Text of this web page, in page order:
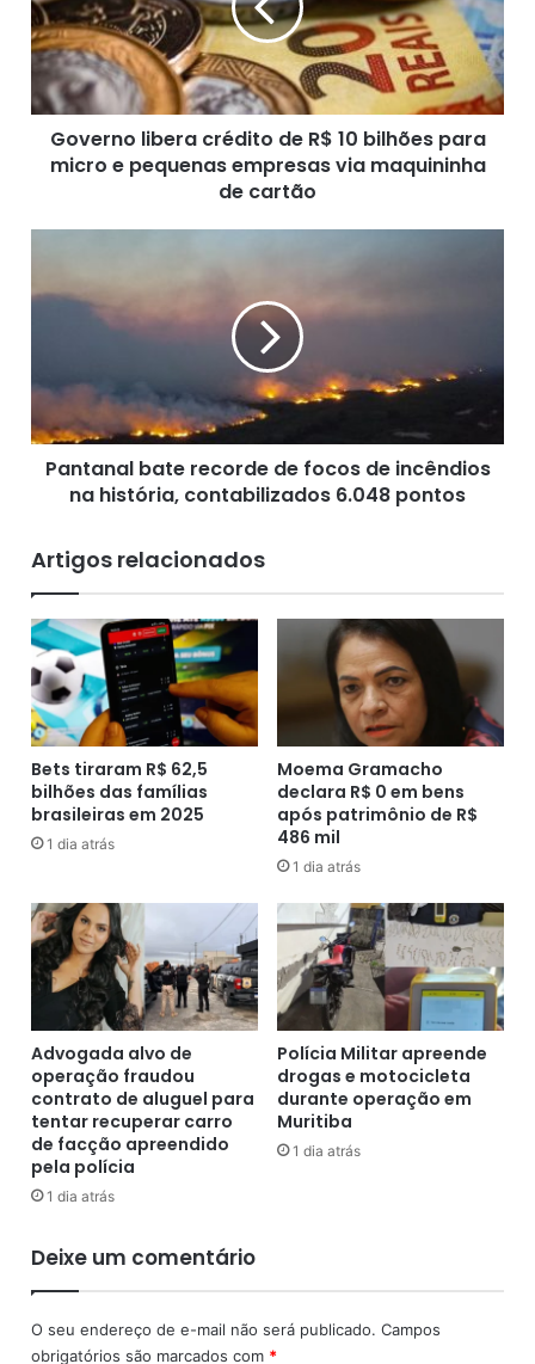
r
n
o
i
o
e
b
i
h
õ
e
s
p
a
r
a
m
r
o
e
p
u
n
a
s
e
r
e
a
Governo libera crédito de R$ 10 bilhões para
micro e pequenas empresas via maquininha
de cartão
n
a
b
e
c
o
r
d
e
d
e
f
o
c
o
e
i
n
c
n
d
i
o
s
n
a
s
t
ó
Pantanal bate recorde de focos de incêndios
na história, contabilizados 6.048 pontos
Artigos relacionados
Bets tiraram R$ 62,5
bilhões das famílias
brasileiras em 2025
1 dia atrás
Moema Gramacho
declara R$ 0 em bens
após patrimônio de R$
486 mil
1 dia atrás
Advogada alvo de
operação fraudou
contrato de aluguel para
tentar recuperar carro
de facção apreendido
pela polícia
1 dia atrás
Polícia Militar apreende
drogas e motocicleta
durante operação em
Muritiba
1 dia atrás
Deixe um comentário
O seu endereço de e-mail não será publicado. Campos
obrigatórios são marcados com *